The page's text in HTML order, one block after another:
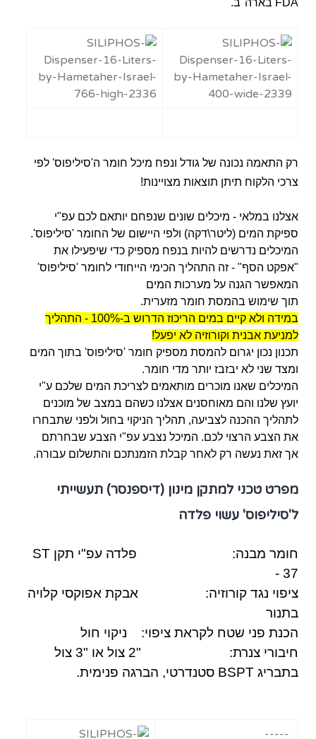
FDA בארה"ב.
רק התאמה נכונה של גודל ונפח מיכל חומר ה'סיליפוס' לפי
צרכי הלקוח תיתן תוצאות מצויינות!
אצלנו במלאי - מיכלים שונים שנפחם יותאם לכם עפ"י
ספיקת המים (ליטר\דקה) ולפי היישום של החומר 'סיליפוס'.
המיכלים נדרשים להיות בנפח מספיק כדי שיפעילו את
"אפקט הסף" - זה התהליך הכימי הייחודי לחומר 'סיליפוס'
המאפשר הגנה על מערכות המים
תוך שימוש בהמסת חומר מזערית.
במידה ולא קיים במים הריכוז הדרוש ב-100% - התהליך
למניעת אבנית וקורוזיה לא יפעל!
תכנון נכון יגרום להמסת מספיק חומר 'סיליפוס' בתוך המים
ומצד שני לא יבזבז יותר מדי חומר.
המיכלים שאנו מוכרים מותאמים לצריכת המים שלכם ע"י
יועץ שלנו והם מאוחסנים אצלנו כשהם במצב של מוכנים
לתהליך ההכנה לצביעה, תהליך הניקוי בחול ולפני שתבחרו
את הצבע הרצוי לכם. המיכל נצבע עפ"י הצבע שבחרתם
אך זאת נעשה רק לאחר קבלת הזמנתכם והתשלום עבורה.
מפרט טכני למתקן מינון (דיספנסר) תעשייתי
ל'סיליפוס' עשוי פלדה
חומר מבנה: פלדה עפ"י תקן ST
- 37
ציפוי נגד קורוזיה: אבקת אפוקסי קלויה
בתנור
הכנת פני שטח לקראת ציפוי: ניקוי חול
חיבורי צנרת: "2 צול או "3 צול
בתבריג BSPT סטנדרטי, הברגה פנימית.
-----